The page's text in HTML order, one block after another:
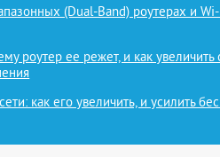
(Dual-Band) роутерах и Wi-
роутер ее режет, и как увеличить
как его увеличить, и усилить